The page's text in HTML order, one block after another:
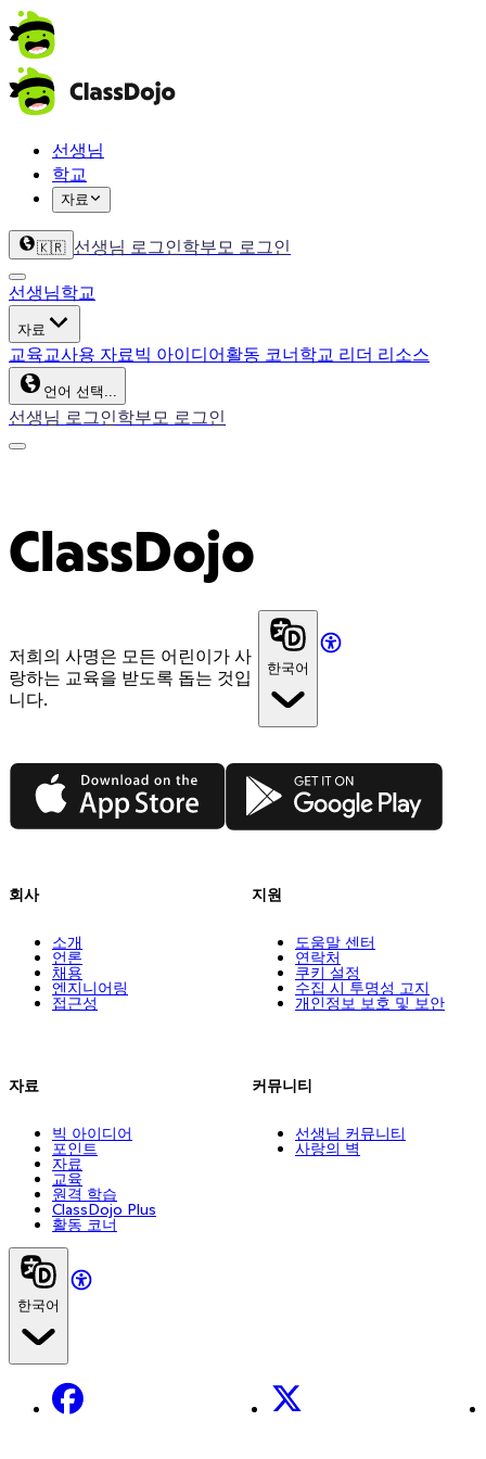
선생님
학교
자료
🇰🇷 선생님 로그인학부모 로그인
선생님학교
자료
교육교사용 자료빅 아이디어활동 코너학교 리더 리소스
언어 선택...
선생님 로그인학부모 로그인
ClassDojo
저희의 사명은 모든 어린이가 사
랑하는 교육을 받도록 돕는 것입
니다.
한국어
App Store Google Play
회사
소개
언론
채용
엔지니어링
접근성
자료
빅 아이디어
포인트
자료
교육
원격 학습
ClassDojo Plus
활동 코너
지원
도움말 센터
연락처
쿠키 설정
수집 시 투명성 고지
개인정보 보호 및 보안
커뮤니티
선생님 커뮤니티
사랑의 벽
한국어
Facebook X